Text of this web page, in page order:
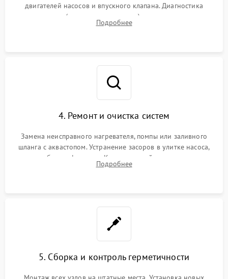
двигателей насосов и впускного клапана. Диагностика
прессостата (датчика уровня воды), датчика мутности,
концевика дверцы и электронного модуля управления.
Подробнее
4. Ремонт и очистка систем
Замена неисправного нагревателя, помпы или заливного
шланга с аквастопом. Устранение засоров в улитке насоса,
патрубках и фильтрах. Компонентный ремонт платы
управления, восстановление поврежденной проводки.
Подробнее
5. Сборка и контроль герметичности